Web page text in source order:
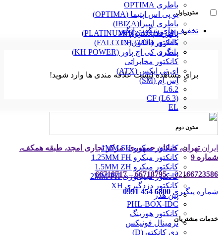
ستون اول
پاور قفل دار (VH)
کانکتور (3/96) CH
پینگرد
کانکتور مخابراتی
ای تی ایکس (ATX)
اِس اِم (SM)
L6.2
CF (L6.3)
EL
ستون دوم
کانکتور میکرو 1MM SH
کانکتور میکرو 1.25MM FH
کانکتور میکرو 1.5MM ZH
کانکتور مینیاتوری 2MM PH
کانکتور دزدگیری XH
پین هدر
PHL-BOX-IDC
کانکتور هوزینگ
ترمینال فونیکس
دی کانکتور(D)
باطری OPTIMA
یو پی اس اپتیما (OPTIMA)
باطری ایبیزا(IBIZA)
باطری پلاتینیوم (PLATINUM)
باطری فالکون(FALCON)
باطری کی اچ پاور (KH POWER)
تخفیف های شگفت انگیز
برای مشاهده لیست علاقه مندی ها وارد شوید!
ایرانتهران، خیابان جمهوری، مرکز تجاری امجد، طبقه همکف،
شماره 9
02166723586 – 66718795 – 66718717
شماره پیگیری6800 454 0991
خدمات مشتریان